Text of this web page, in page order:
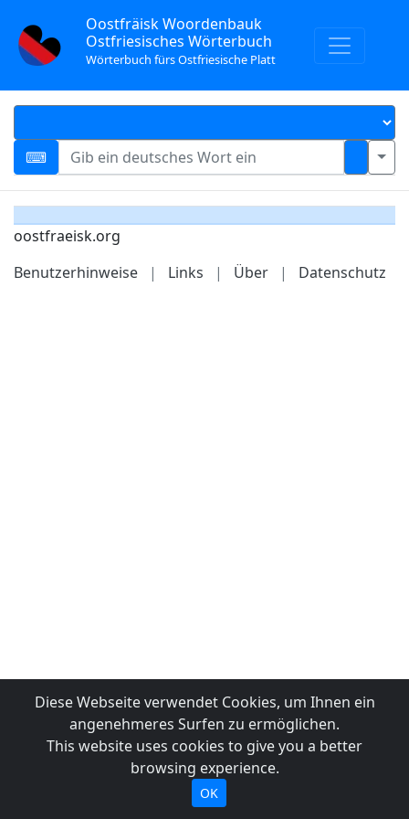
Oostfräisk Woordenbauk
Ostfriesisches Wörterbuch
Wörterbuch fürs Ostfriesische Platt
oostfraeisk.org
Benutzerhinweise
| Links | Über | Datenschutz
Diese Webseite verwendet Cookies, um Ihnen ein
angenehmeres Surfen zu ermöglichen.
This website uses cookies to give you a better
browsing experience.
OK